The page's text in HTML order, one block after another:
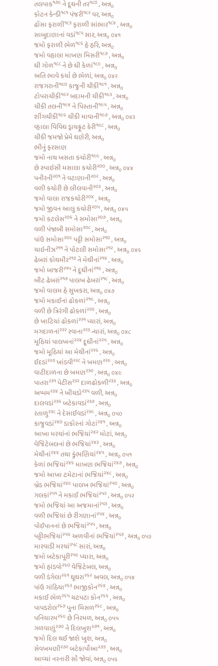
તલપાક૧૭૯ ને દૂધની તર૧૮૦ , અન્ન૦
કોટન કેન્ડી૧૮૧ પંજરી૧૮૨ વર, અન્ન૦
ઢોંસા ફરાળી૧૮૩ ફરાળી સાંભાર૧૮૪ , અન્ન૦
સાબુદાણાનાં વડાં૧૮૫ સાર, અન્ન૦ ૦૪૧
જમો ફરાળી ભેળ૧૮૬ હે હરિ, અન્ન૦
જમો વહાલામાખણ મિસરી૧૮૭ , અન્ન૦
ઘી ગોળ૧૮૮ ને છેઘી કેળાં૧૮૯ , અન્ન૦
અતિ ભાવે કર્યા છે ભેળાં, અન્ન૦ ૦૪૨
રાજગરાની૧૯૦ કાજુની ચીકી૧૯૧ , અન્ન૦
ટોપરાચીકી૧૯૨ બદામની ચીકી૧૯૩ , અન્ન૦
ચીકી તલની૧૯૪ ને પિસ્તાની૧૯૫ , અન્ન૦
શીંગચીકી૧૯૬ ચીકી માવાની૧૯૭ , અન્ન૦ ૦૪૩
વ્હાલા વિવિધડ્રાયફ્રૂટ કેરી૧૯૮ , અન્ન૦
ચીકી જમજો પ્રેમે ઘણેરી, અન્ન૦
ભીનું ફરસાણ
જમો નાથખસતા કચોરી૧૯૯ , અન્ન૦
છેસ્પાઇસી મસાલા કચોરી૨૦૦ , અન્ન૦ ૦૪૪
પનીરની૨૦૧ નેવટાણાની૨૦૨ , અન્ન૦
વળી કચોરી છે લીલવાની૨૦૩ , અન્ન૦
જમો વાલારાજકચોરી૨૦૪ , અન્ન૦
જમો જીવનઆલુ કચોરી૨૦૫ , અન્ન૦ ૦૪૫
જમો કટલેસ૨૦૬ નેસમોસા૨૦૭ , અન્ન૦
વળીપંજાબી સમોસા૨૦૮ , અન્ન૦
પાંઉ સમોસા૨૦૯ પટ્ટી સમોસા૨૧૦ , અન્ન૦
ચાઇનીઝ૨૧૧ નેપોટલી સમોસા૨૧૨ , અન્ન૦ ૦૪૬
ઢેબરાં કોથમીર૨૧૩ નેમેથીનાં૨૧૪ , અન્ન૦
જમો બાજરી૨૧૫ ને દૂધીનાં૨૧૬ , અન્ન૦
બીટ ઢેબરાં૨૧૭ પાલખ ઢેબરાં૨૧૮ , અન્ન૦
જમો વાલમ હે સુખકરા, અન્ન૦ ૦૪૭
જમોમકાઈનાં ઢોકળાં૨૧૯ , અન્ન૦
વળી છે ત્રિરંગીઢોકળાં૨૨૦ , અન્ન૦
છેખાટિયાં ઢોકળાં૨૨૧ પ્યારાં, અન્ન૦
મગદાળનાં૨૨૨ રવાના૨૨૩ ન્યારાં, અન્ન૦ ૦૪૮
મૂઠિયાં પાલખનાં૨૨૪ દૂધીનાં૨૨૫ , અન્ન૦
જમો મૂઠિયાં આમેથીનાં૨૨૬ , અન્ન૦
ઈદડાં૨૨૭ ખાંડવી૨૨૮ નેખમણ૨૨૯ , અન્ન૦
વાટીદાળના છે ખમણ૨૩૦ , અન્ન૦ ૦૪૯
પાતરા૨૩૧ પેટીસ૨૩૨ દાળઢોકળી૨૩૩ , અન્ન૦
અપ્પમ૨૩૪ નેખીચડો૨૩૫ વળી, અન્ન૦
દાલવડાં૨૩૬ બટેકાવડાં૨૩૭ , અન્ન૦
રતાળુ૨૩૮ ને દેસાઈવડાં૨૩૯ , અન્ન૦ ૦૫૦
કાજુવડાં૨૪૦ ડાકોરનાં ગોટાં૨૪૧ , અન્ન૦
આખા મરચાંનાં ભજિયાં૨૪૨ મોટાં, અન્ન૦
વેજિટેબલનાં છે ભજિયાં૨૪૩ , અન્ન૦
મેથીનાં૨૪૪ તથાકુંભણિયાં૨૪૫ , અન્ન૦ ૦૫૧
કેળાં ભજિયાં૨૪૬ માખણ ભજિયાં૨૪૭ , અન્ન૦
જમોઆખા ટમેટાનાં ભજિયાં૨૪૮ , અન્ન૦
બ્રેડ ભજિયાં૨૪૯ પાલખ ભજિયાં૨૫૦ , અન્ન૦
ગલકાં૨૫૧ નેમકાઈ ભજિયાં૨૫૨ , અન્ન૦ ૦૫૨
જમો ભજિયાં આ અજમાનાં૨૫૩ , અન્ન૦
વળી ભજિયાં છે રીંગણાનાં૨૫૪ , અન્ન૦
પોઈપાનનાં છે ભજિયાં૨૫૫ , અન્ન૦
પટ્ટીભજિયાં૨૫૬ અળવીનાં ભજિયાં૨૫૭ , અન્ન૦ ૦૫૩
મારવાડી મરચાં૨૫૮ સારાં, અન્ન૦
જમો બટેકાપૂરી૨૫૯ પ્યારા, અન્ન૦
જમોહાંડવો૨૬૦ વેજિટેબલ, અન્ન૦
વળીડંગેલા૨૬૧ ઘૂઘરા૨૬૨ અવલ, અન્ન૦ ૦૫૪
પાંઉ ગાંઠિયા૨૬૩ ભાજીકોન૨૬૪ , અન્ન૦
મકાઈ ભેળ૨૬૫ ચટપટા કોન૨૬૬ , અન્ન૦
પાપડરોલ૨૬૭ પુના મિસળ૨૬૮ , અન્ન૦
પનિયારમ૨૬૯ છે નિરમળ, અન્ન૦ ૦૫૫
ગળવાણું૨૭૦ ને દિલખુશ૨૭૧ , અન્ન૦
જમો દિલ થઈ જાશે ખુશ, અન્ન૦
સેવખમણી૨૭૨ બટેકાપૌંઆ૨૭૩ , અન્ન૦
આવ્યાં નરનારી સૌ જોવાં, અન્ન૦ ૦૫૬